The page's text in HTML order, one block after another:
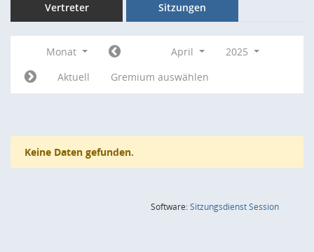
Vertreter Sitzungen
Monat April
2025
Aktuell
Gremium auswählen
Keine Daten gefunden.
Software:SitzungsdienstSession(Wird in